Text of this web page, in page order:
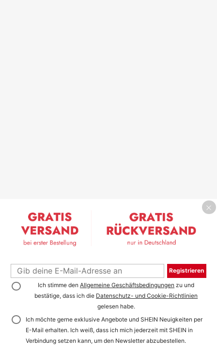
Registrieren
Ich stimme denAllgemeine Geschäftsbedingungen zu und
bestätige, dass ich die Datenschutz- und Cookie-Richtlinien
gelesen habe.
Ich möchte gerne exklusive Angebote und SHEIN Neuigkeiten per
E-Mail erhalten. Ich weiß, dass ich mich jederzeit mit SHEIN in
Verbindung setzen kann, um den Newsletter abzubestellen.